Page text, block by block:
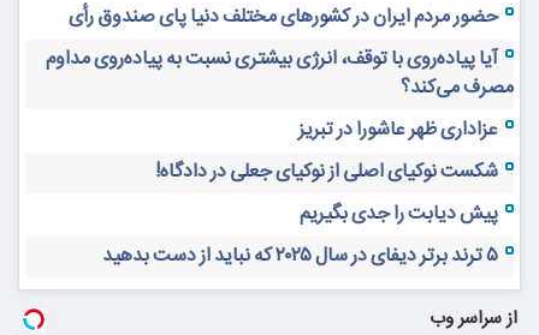
حضور مردم ایران در کشورهای مختلف دنیا پای صندوق رأی
آیا پیاده‌روی با توقف، انرژی بیشتری نسبت به پیاده‌روی مداوم
مصرف می‌کند؟
عزاداری ظهر عاشورا در تبریز
شکست نوکیای اصلی از نوکیای جعلی در دادگاه!
پیش دیابت را جدی بگیریم
۵ ترند برتر دیفای در سال ۲۰۲۵ که نباید از دست بدهید
از سراسر وب